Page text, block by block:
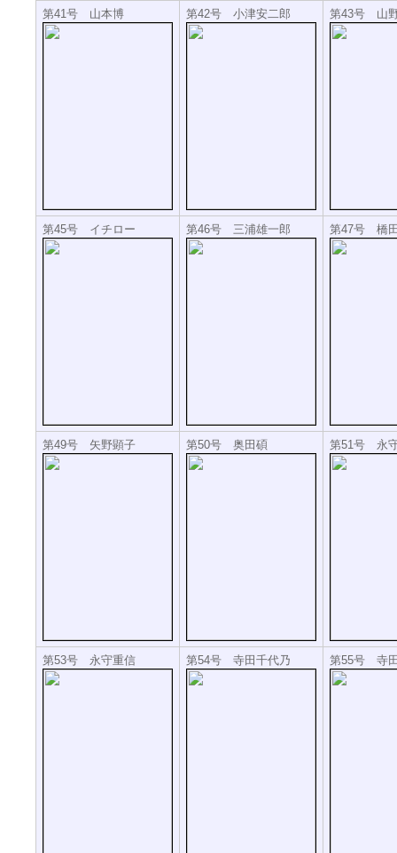
第41号 山本博 第42号 小津安二郎 第43号 山
第45号 イチロー 第46号 三浦雄一郎 第47号 橋
第49号 矢野顕子 第50号 奥田碩 第51号 永
第53号 永守重信 第54号 寺田千代乃 第55号 寺